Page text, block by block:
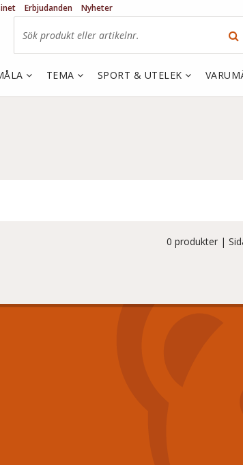
0 produkter |
Erbjudanden
Nyheter
TEMA SPORT & UTELEK